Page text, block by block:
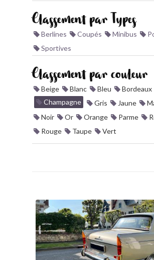
COMMENT
Classement par Types
Berlines Coupés Minibus
Sportives
Classement par couleur
Beige Blanc Bleu
Bordeaux
Champagne
Gris Jaune
Noir
Or Orange Parme
Rouge
Taupe Vert